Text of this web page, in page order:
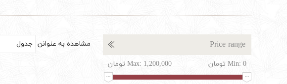
مشاهده به عنوانن جدول Price range
Min: 0 تومان Max: 1,200,000 تومان